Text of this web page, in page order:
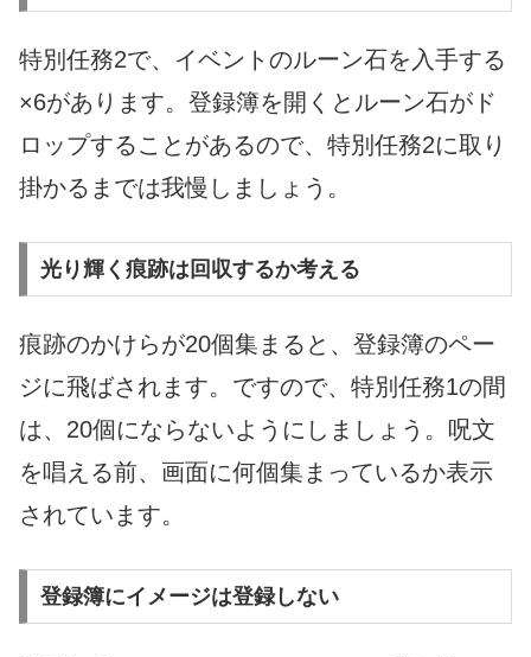
特別任務2で、イベントのルーン石を入手する
×6があります。登録簿を開くとルーン石がド
ロップすることがあるので、特別任務2に取り
掛かるまでは我慢しましょう。
光り輝く痕跡は回収するか考える
痕跡のかけらが20個集まると、登録簿のペー
ジに飛ばされます。ですので、特別任務1の間
は、20個にならないようにしましょう。呪文
を唱える前、画面に何個集まっているか表示
されています。
登録簿にイメージは登録しない